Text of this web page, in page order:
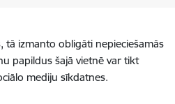
tā izmanto obligāti nepieciešamās
papildus šajā vietnē var tikt
mediju sīkdatnes.